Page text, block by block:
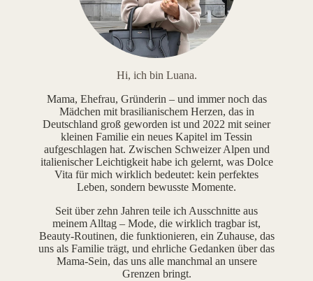
Hi, ich bin Luana.
Mama, Ehefrau, Gründerin – und immer noch das
Mädchen mit brasilianischem Herzen, das in
Deutschland groß geworden ist und 2022 mit seiner
kleinen Familie ein neues Kapitel im Tessin
aufgeschlagen hat. Zwischen Schweizer Alpen und
italienischer Leichtigkeit habe ich gelernt, was Dolce
Vita für mich wirklich bedeutet: kein perfektes
Leben, sondern bewusste Momente.
Seit über zehn Jahren teile ich Ausschnitte aus
meinem Alltag – Mode, die wirklich tragbar ist,
Beauty-Routinen, die funktionieren, ein Zuhause, das
uns als Familie trägt, und ehrliche Gedanken über das
Mama-Sein, das uns alle manchmal an unsere
Grenzen bringt.